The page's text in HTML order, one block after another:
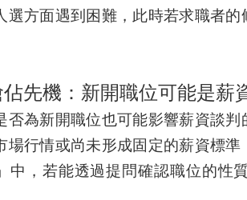
選方面遇到困難，此時若求職者
先機：新開職位可能是薪
否為新開職位也可能影響薪資談
場行情或尚未形成固定的薪資標
中，若能透過提問確認職位的性